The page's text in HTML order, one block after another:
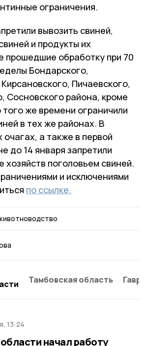
ограничения.
вывозить свиней,
и продукты их
прошедшие обработку при 70
Бондарского,
Пичаевского,
Сосновского района, кроме
же времени ограничили
в тех же районах. В
очагах, а также в первой
до 14 января запретили
хозяйств поголовьем свиней.
и исключениями
по ссылке.
Тамбовская область
13:24
начал работу